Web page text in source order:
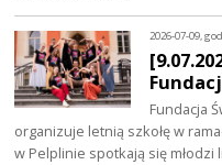
2026-07-09,
Fundacja
organizuje letnią szkołę w
w Pelplinie spotkają się młodzi